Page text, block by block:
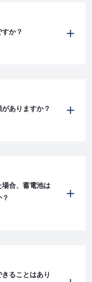
か？
ありますか？
合、蓄電池は
ることはあり